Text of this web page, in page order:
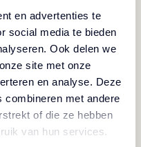
en advertenties te
social media te bieden
Ook delen we
site met onze
en analyse. Deze
combineren met andere
of die ze hebben
van hun services.
podle návodu na
parmské šunky s
posypte solí a
době je důkladně
na olivovém